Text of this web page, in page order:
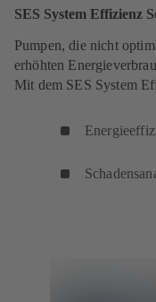
SES System Effizienz
Pumpen, die nicht
erhöhten
Mit dem SES System